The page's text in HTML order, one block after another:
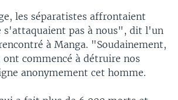
les séparatistes affrontaient
s'attaquaient pas à nous", dit l'un
à Manga. "Soudainement,
commencé à détruire nos
anonymement cet homme.